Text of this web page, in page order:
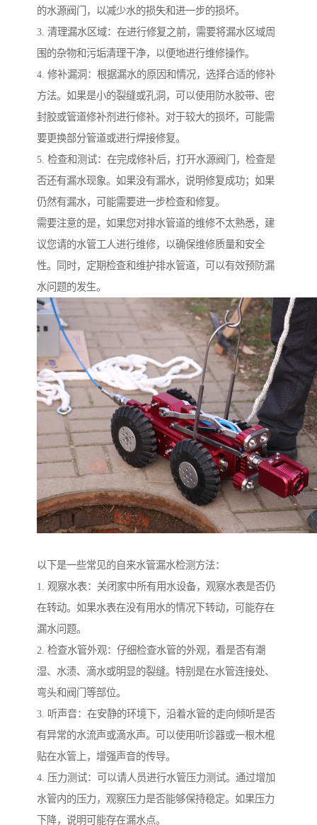
的水源阀门，以减少水的损失和进一步的损坏。
3. 清理漏水区域：在进行修复之前，需要将漏水区域周
围的杂物和污垢清理干净，以便地进行维修操作。
4. 修补漏洞：根据漏水的原因和情况，选择合适的修补
方法。如果是小的裂缝或孔洞，可以使用防水胶带、密
封胶或管道修补剂进行修补。对于较大的损坏，可能需
要更换部分管道或进行焊接修复。
5. 检查和测试：在完成修补后，打开水源阀门，检查是
否还有漏水现象。如果没有漏水，说明修复成功；如果
仍然有漏水，可能需要进一步检查和修复。
需要注意的是，如果您对排水管道的维修不太熟悉，建
议您请的水管工人进行维修，以确保维修质量和安全
性。同时，定期检查和维护排水管道，可以有效预防漏
水问题的发生。
以下是一些常见的自来水管漏水检测方法：
1. 观察水表：关闭家中所有用水设备，观察水表是否仍
在转动。如果水表在没有用水的情况下转动，可能存在
漏水问题。
2. 检查水管外观：仔细检查水管的外观，看是否有潮
湿、水渍、滴水或明显的裂缝。特别是在水管连接处、
弯头和阀门等部位。
3. 听声音：在安静的环境下，沿着水管的走向倾听是否
有异常的水流声或滴水声。可以使用听诊器或一根木棍
贴在水管上，增强声音的传导。
4. 压力测试：可以请人员进行水管压力测试。通过增加
水管内的压力，观察压力是否能够保持稳定。如果压力
下降，说明可能存在漏水点。